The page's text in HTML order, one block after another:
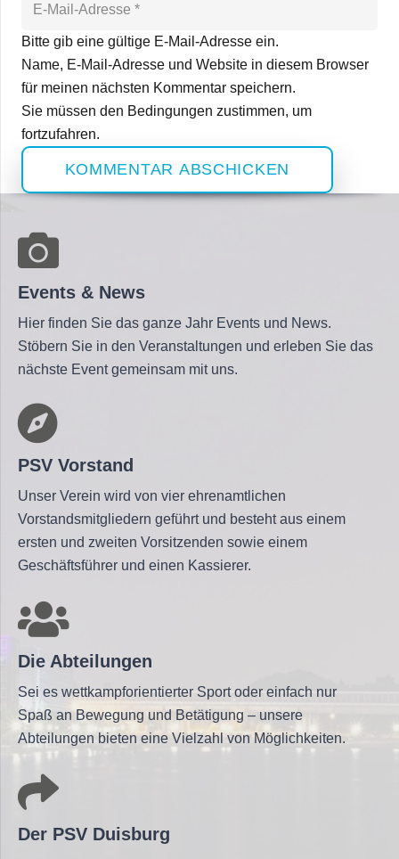
Bitte gib eine gültige E-Mail-Adresse ein.
Name, E-Mail-Adresse und Website in diesem Browser
für meinen nächsten Kommentar speichern.
Sie müssen den Bedingungen zustimmen, um
fortzufahren.
KOMMENTAR ABSCHICKEN
Events & News
Hier finden Sie das ganze Jahr Events und News.
Stöbern Sie in den Veranstaltungen und erleben Sie das
nächste Event gemeinsam mit uns.
PSV Vorstand
Unser Verein wird von vier ehrenamtlichen
Vorstandsmitgliedern geführt und besteht aus einem
ersten und zweiten Vorsitzenden sowie einem
Geschäftsführer und einen Kassierer.
Die Abteilungen
Sei es wettkampforientierter Sport oder einfach nur
Spaß an Bewegung und Betätigung – unsere
Abteilungen bieten eine Vielzahl von Möglichkeiten.
Der PSV Duisburg